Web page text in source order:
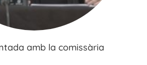
amb la comissària